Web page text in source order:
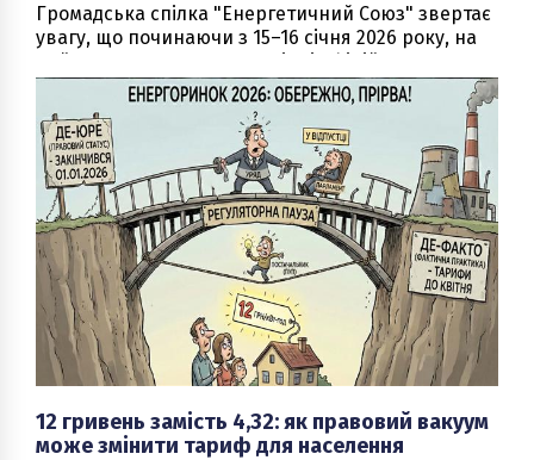
Громадська спілка "Енергетичний Союз" звертає
увагу, що починаючи з 15–16 січня 2026 року, на
найвищому державному рівні офіційно
визнається наявність надзвичайної ситуації в
енергетичній системі України. Масовані ракетно-
дронові атаки на об’єкти генерації, передачі та
розподілу електричної енергії призвели до
дефіциту потужностей, аварійних і погодинних
відключень, обмежень споживання та
необхідності застосування спеціальних кризових
механізмів управління енергосистемою.
12 гривень замість 4,32: як правовий вакуум
може змінити тариф для населення